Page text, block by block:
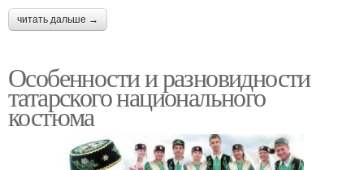
читать дальше →
Особенности и разновидности
татарского национального
костюма